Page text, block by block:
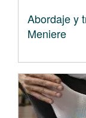
Abordaje y
Meniere